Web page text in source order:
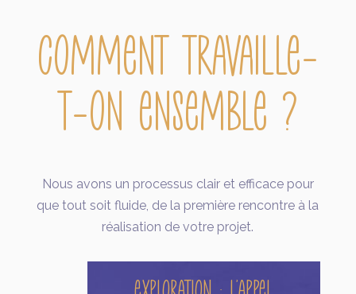
COMMENT TRAVAILLE-
T-ON ENSEMBLE ?
Nous avons un processus clair et efficace pour
que tout soit fluide, de la première rencontre à la
réalisation de votre projet.